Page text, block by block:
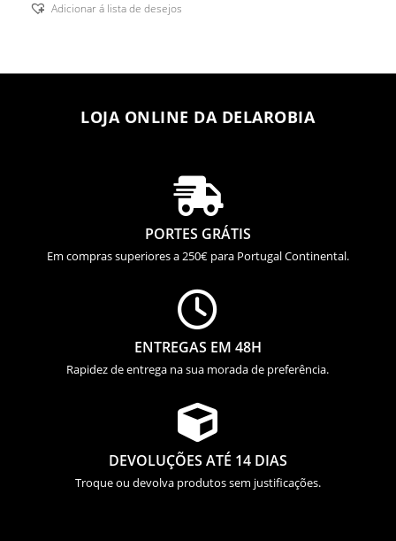
Adicionar á lista de desejos
LOJA ONLINE DA DELAROBIA

PORTES GRÁTIS
Em compras superiores a 250€ para Portugal Continental.

ENTREGAS EM 48H
Rapidez de entrega na sua morada de preferência.

DEVOLUÇÕES ATÉ 14 DIAS
Troque ou devolva produtos sem justificações.